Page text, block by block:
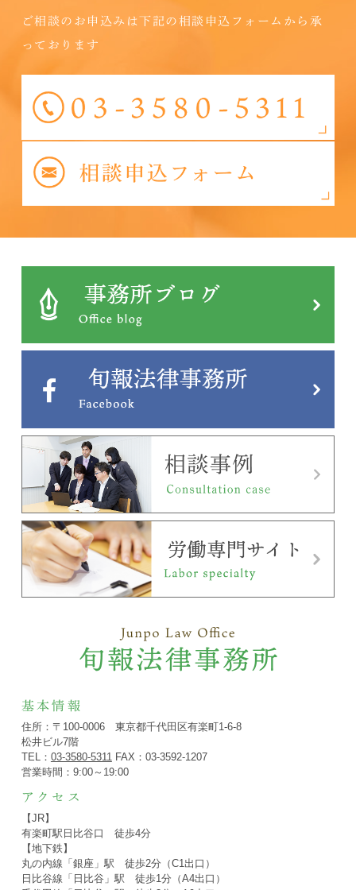
ご相談のお申込みは下記の相談申込フォームから承
っております
基本情報
住所：〒100-0006 東京都千代田区有楽町1-6-8
松井ビル7階
TEL： 03-3580-5311 FAX：03-3592-1207
営業時間：9:00～19:00
アクセス
【JR】
有楽町駅日比谷口 徒歩4分
【地下鉄】
丸の内線「銀座」駅 徒歩2分（C1出口）
日比谷線「日比谷」駅 徒歩1分（A4出口）